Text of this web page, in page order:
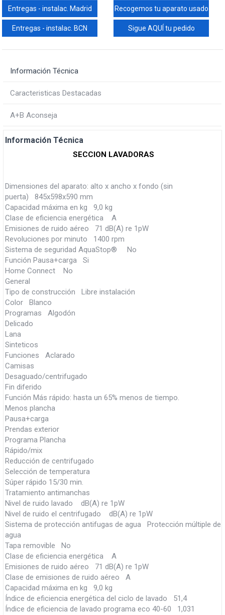
Entregas - instalac. Madrid Recogemos tu aparato usado
Entregas - instalac. BCN Sigue AQUÍ tu pedido
Información Técnica
Caracteristicas Destacadas
A+B Aconseja
Información Técnica
SECCION LAVADORAS
Dimensiones del aparato: alto x ancho x fondo (sin
puerta) 845x598x590 mm
Capacidad máxima en kg 9,0 kg
Clase de eficiencia energética A
Emisiones de ruido aéreo 71 dB(A) re 1pW
Revoluciones por minuto 1400 rpm
Sistema de seguridad AquaStop® No
Función Pausa+carga Si
Home Connect No
General
Tipo de construcción Libre instalación
Color Blanco
Programas Algodón
Delicado
Lana
Sinteticos
Funciones Aclarado
Camisas
Desaguado/centrifugado
Fin diferido
Función Más rápido: hasta un 65% menos de tiempo.
Menos plancha
Pausa+carga
Prendas exterior
Programa Plancha
Rápido/mix
Reducción de centrifugado
Selección de temperatura
Súper rápido 15/30 min.
Tratamiento antimanchas
Nivel de ruido lavado dB(A) re 1pW
Nivel de ruido el centrifugado dB(A) re 1pW
Sistema de protección antifugas de agua Protección múltiple de
agua
Tapa removible No
Clase de eficiencia energética A
Emisiones de ruido aéreo 71 dB(A) re 1pW
Clase de emisiones de ruido aéreo A
Capacidad máxima en kg 9,0 kg
Índice de eficiencia energética del ciclo de lavado 51,4
Índice de eficiencia de lavado programa eco 40-60 1,031